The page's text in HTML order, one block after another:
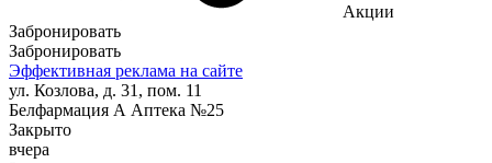
Акции
Забронировать
Забронировать
Эффективная реклама на сайте
ул. Козлова, д. 31, пом. 11
Белфармация А Аптека №25
Закрыто
вчера